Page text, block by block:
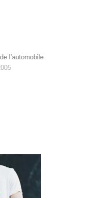
l’automobile